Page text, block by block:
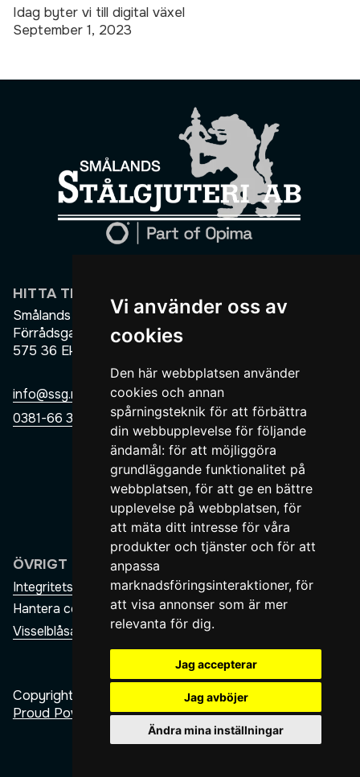
Vi använder oss av
cookies
Den här webbplatsen använder
cookies och annan
spårningsteknik för att förbättra
din webbupplevelse för följande
ändamål:för att möjliggöra
grundläggande funktionalitet på
webbplatsen,för att ge en bättre
upplevelse på webbplatsen,för
att mäta ditt intresse för våra
produkter och tjänster och för att
anpassa
marknadsföringsinteraktioner,för
att visa annonser som är mer
relevanta för dig.
Jag accepterar
Jag avböjer
Ändra mina inställningar
Idag byter vi till digital växel
September 1, 2023
HITTA TILL OSS
Smålands Stålgjuteri AB
Förrådsgatan 7
575 36 Eksjö
info@ssg.nu
0381-66 32 50
Hem
Miljö
Skalformning
Gjutdesign
Referenser
Karriär
Nyheter
Kontakta oss
ÖVRIGT
Integritetspolicy
Hantera cookies
Visselblåsarfunktion
LinkedIn
Facebook
Copyright © Smålands Stålgjuteri AB. Designed by
Proud Power Agency.